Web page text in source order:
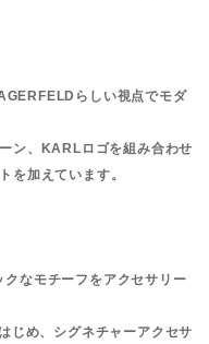
らしい視点でモダ
ン、KARLロゴを組み合わせ
を加えています。
なモチーフをアクセサリー
じめ、シグネチャーアクセサ